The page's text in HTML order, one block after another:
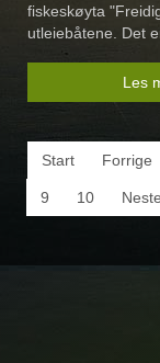
fiskeskøyta
utleiebåtene. Det
Les
Start Forrige
9 10 Neste